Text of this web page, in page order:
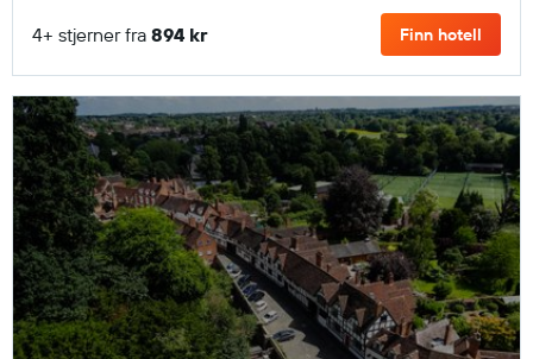
4+ stjerner fra 894 kr Finn hotell